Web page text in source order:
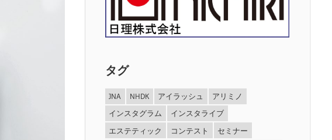
タグ
JNA NHDK アイラッシュ
アリミノ
インスタグラム
インスタライブ
エステティック
コンテスト
セミナー